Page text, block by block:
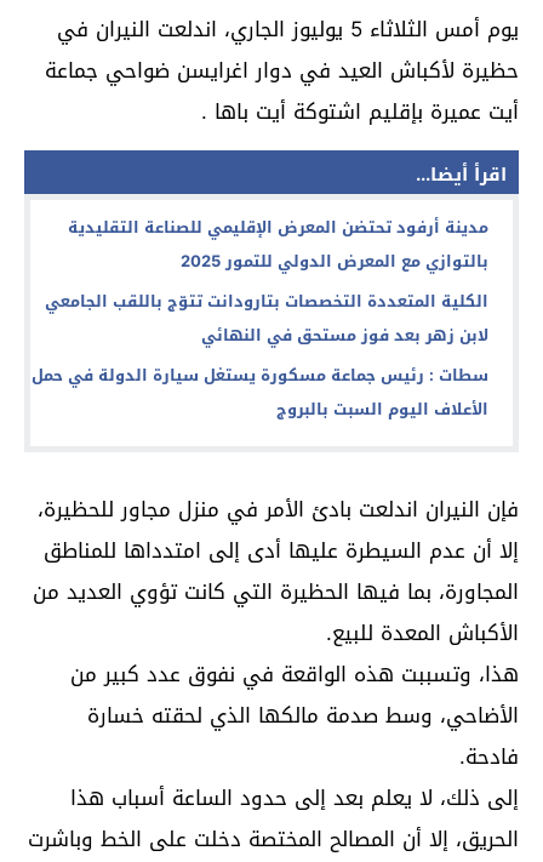
يوم أمس الثلاثاء 5 يوليوز الجاري، اندلعت النيران في
حظيرة لأكباش العيد في دوار اغرايسن ضواحي جماعة
أيت عميرة بإقليم اشتوكة أيت باها .
اقرأ أيضا...
مدينة أرفود تحتضن المعرض الإقليمي للصناعة التقليدية
بالتوازي مع المعرض الدولي للتمور 2025
الكلية المتعددة التخصصات بتارودانت تتوّج باللقب الجامعي
لابن زهر بعد فوز مستحق في النهائي
سطات : رئيس جماعة مسكورة يستغل سيارة الدولة في حمل
الأعلاف اليوم السبت بالبروج
فإن النيران اندلعت بادئ الأمر في منزل مجاور للحظيرة،
إلا أن عدم السيطرة عليها أدى إلى امتدداها للمناطق
المجاورة، بما فيها الحظيرة التي كانت تؤوي العديد من
الأكباش المعدة للبيع.
هذا، وتسببت هذه الواقعة في نفوق عدد كبير من
الأضاحي، وسط صدمة مالكها الذي لحقته خسارة
فادحة.
إلى ذلك، لا يعلم بعد إلى حدود الساعة أسباب هذا
الحريق، إلا أن المصالح المختصة دخلت على الخط وباشرت